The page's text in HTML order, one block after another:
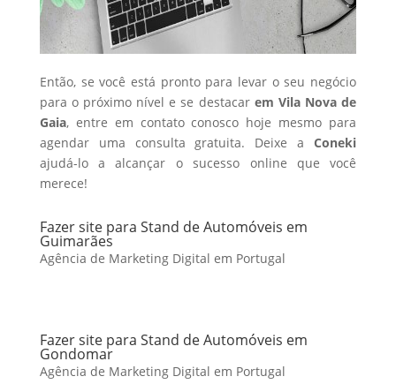
Então, se você está pronto para levar o seu negócio
para o próximo nível e se destacar em Vila Nova de
Gaia, entre em contato conosco hoje mesmo para
agendar uma consulta gratuita. Deixe aConeki
ajudá-lo a alcançar o sucesso online que você
merece!
Fazer site para Stand de Automóveis em
Guimarães
Agência de Marketing Digital em Portugal
Fazer site para Stand de Automóveis em
Gondomar
Agência de Marketing Digital em Portugal